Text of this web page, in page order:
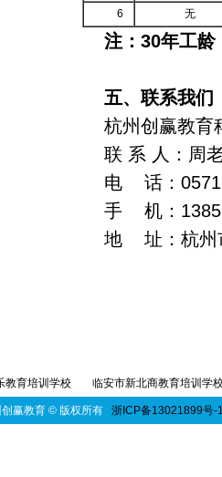
6
无
注：30年工龄
五、联系
杭州创赢教育
联 系 人：周
电 话：
手 机：
地 址：杭州
教育培训学校 临安市新北商教育培训学
赢教育 © 版权所有 浙ICP备13021899号-